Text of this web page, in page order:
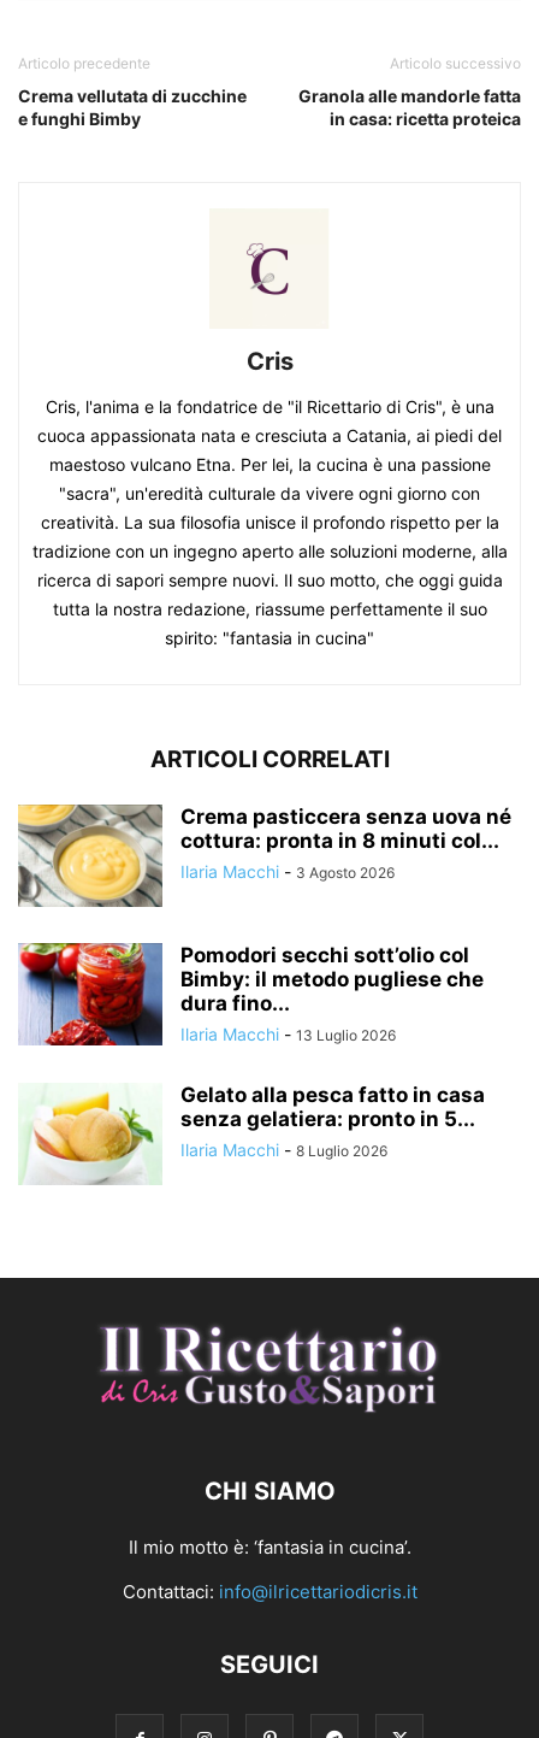
Articolo precedente
Crema vellutata di zucchine
e funghi Bimby
Articolo successivo
Granola alle mandorle fatta
in casa: ricetta proteica
Cris
Cris, l'anima e la fondatrice de "il Ricettario di Cris", è una
cuoca appassionata nata e cresciuta a Catania, ai piedi del
maestoso vulcano Etna. Per lei, la cucina è una passione
"sacra", un'eredità culturale da vivere ogni giorno con
creatività. La sua filosofia unisce il profondo rispetto per la
tradizione con un ingegno aperto alle soluzioni moderne, alla
ricerca di sapori sempre nuovi. Il suo motto, che oggi guida
tutta la nostra redazione, riassume perfettamente il suo
spirito: "fantasia in cucina"
ARTICOLI CORRELATI
Crema pasticcera senza uova né
cottura: pronta in 8 minuti col...
Ilaria Macchi - 3 Agosto 2026
Pomodori secchi sott’olio col
Bimby: il metodo pugliese che
dura fino...
Ilaria Macchi - 13 Luglio 2026
Gelato alla pesca fatto in casa
senza gelatiera: pronto in 5...
Ilaria Macchi - 8 Luglio 2026
CHI SIAMO
Il mio motto è: ‘fantasia in cucina’.
Contattaci: info@ilricettariodicris.it
SEGUICI